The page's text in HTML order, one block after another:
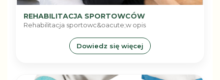
REHABILITACJA SPORTOWCÓW
Rehabilitacja sportowc&oacute;w opis
Dowiedz się więcej